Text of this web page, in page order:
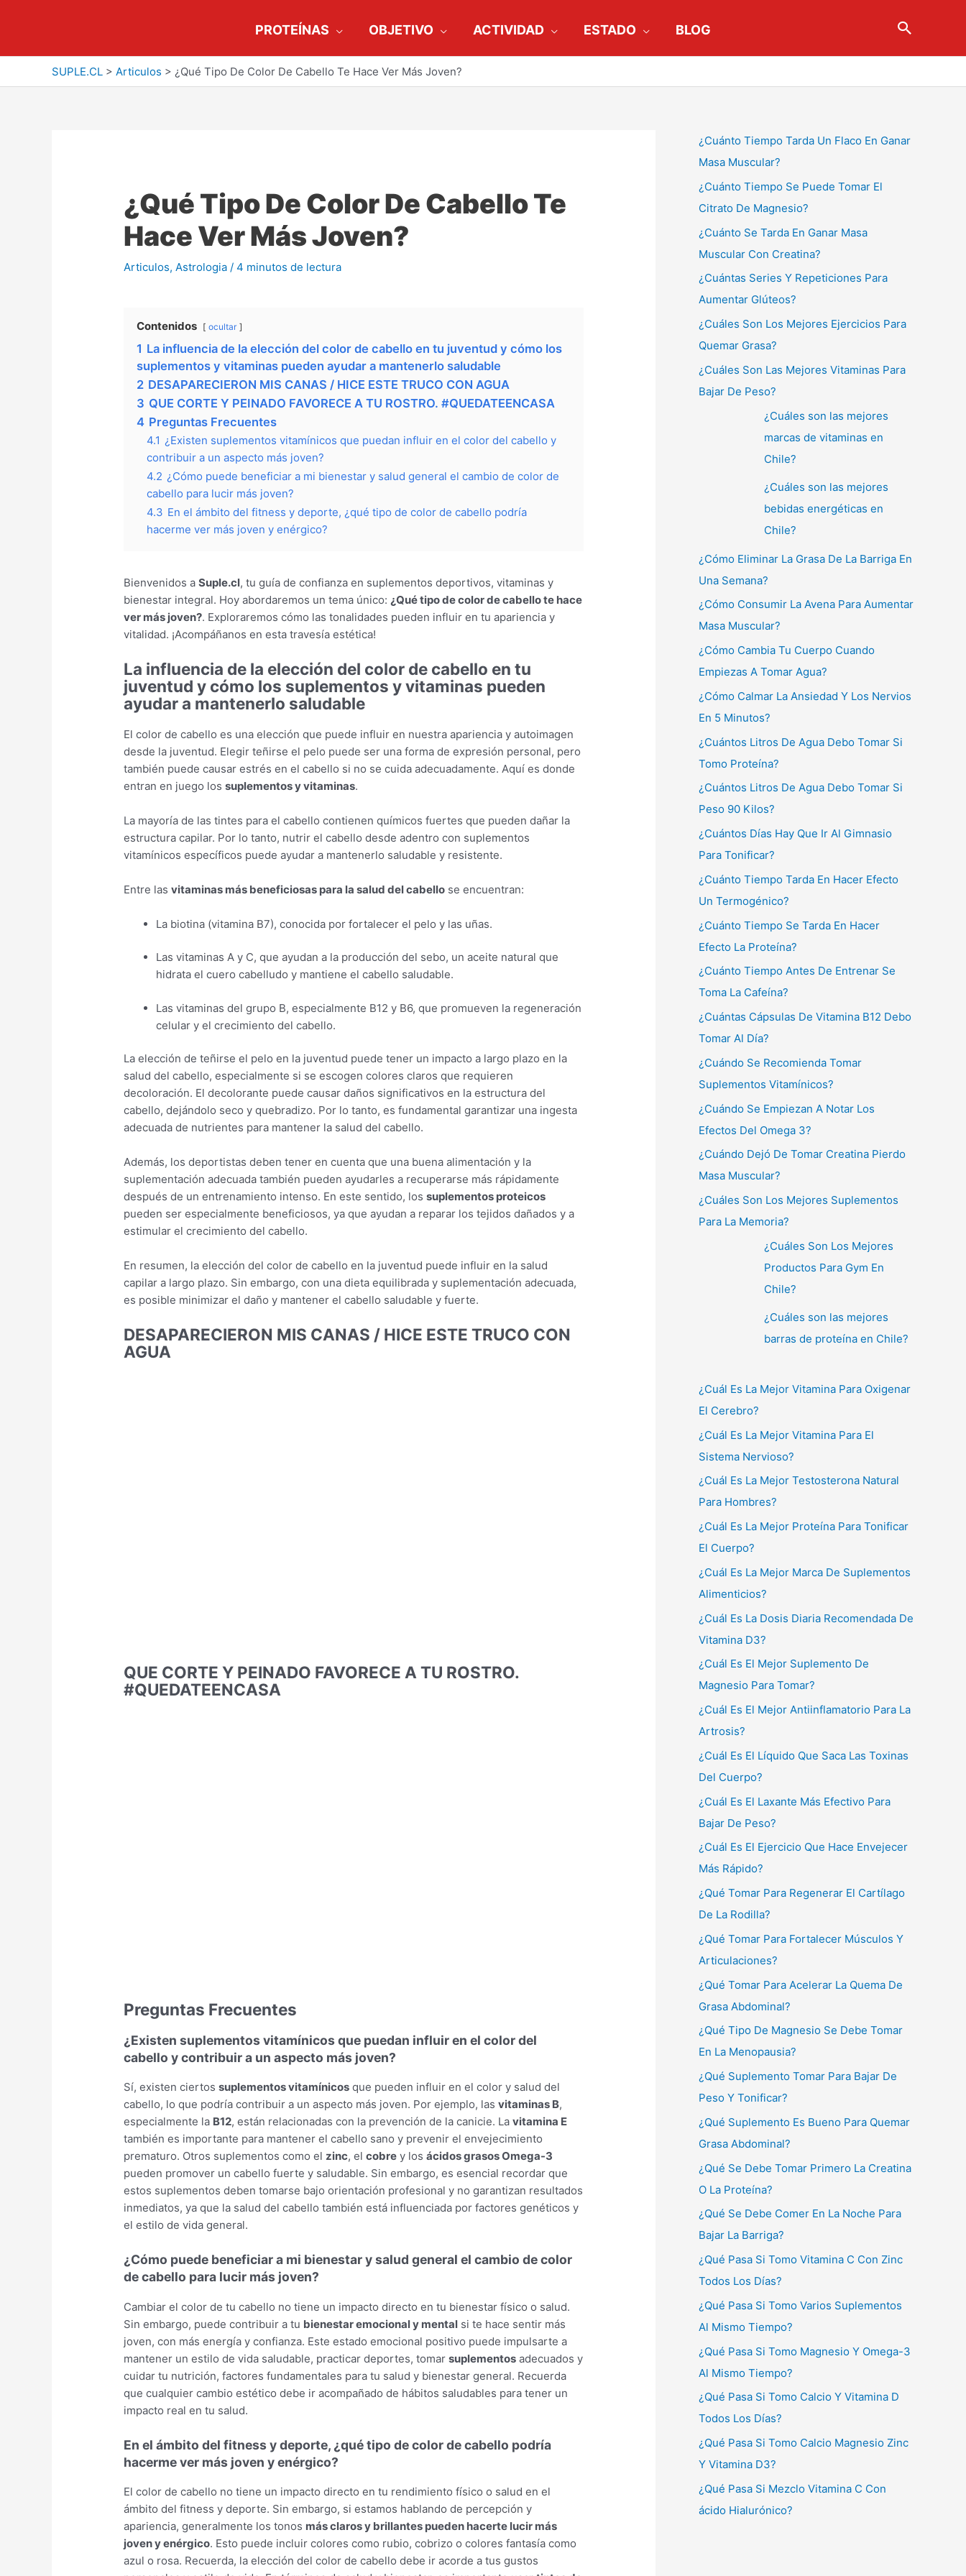
PROTEÍNAS OBJETIVO ACTIVIDAD ESTADO BLOG Buscar
SUPLE.CL > Articulos > ¿Qué Tipo De Color De Cabello Te Hace Ver Más Joven?
¿Qué Tipo De Color De Cabello Te
Hace Ver Más Joven?
Articulos,Astrologia /4 minutos de lectura
Contenidos ocultar
1 La influencia de la elección del color de cabello en tu juventud y cómo los
suplementos y vitaminas pueden ayudar a mantenerlo saludable
2 DESAPARECIERON MIS CANAS / HICE ESTE TRUCO CON AGUA
3 QUE CORTE Y PEINADO FAVORECE A TU ROSTRO. #QUEDATEENCASA
4 Preguntas Frecuentes
4.1 ¿Existen suplementos vitamínicos que puedan influir en el color del cabello y
contribuir a un aspecto más joven?
4.2 ¿Cómo puede beneficiar a mi bienestar y salud general el cambio de color de
cabello para lucir más joven?
4.3 En el ámbito del fitness y deporte, ¿qué tipo de color de cabello podría
hacerme ver más joven y enérgico?
Bienvenidos aSuple.cl, tu guía de confianza en suplementos deportivos, vitaminas y
bienestar integral. Hoy abordaremos un tema único:¿Qué tipo de color de cabello te hace
ver más joven?. Exploraremos cómo las tonalidades pueden influir en tu apariencia y
vitalidad. ¡Acompáñanos en esta travesía estética!
La influencia de la elección del color de cabello en tu
juventud y cómo los suplementos y vitaminas pueden
ayudar a mantenerlo saludable
El color de cabello es una elección que puede influir en nuestra apariencia y autoimagen
desde la juventud. Elegir teñirse el pelo puede ser una forma de expresión personal, pero
también puede causar estrés en el cabello si no se cuida adecuadamente. Aquí es donde
entran en juego lossuplementos y vitaminas.
La mayoría de las tintes para el cabello contienen químicos fuertes que pueden dañar la
estructura capilar. Por lo tanto, nutrir el cabello desde adentro con suplementos
vitamínicos específicos puede ayudar a mantenerlo saludable y resistente.
Entre lasvitaminas más beneficiosas para la salud del cabello se encuentran:
La biotina (vitamina B7), conocida por fortalecer el pelo y las uñas.
Las vitaminas A y C, que ayudan a la producción del sebo, un aceite natural que
hidrata el cuero cabelludo y mantiene el cabello saludable.
Las vitaminas del grupo B, especialmente B12 y B6, que promueven la regeneración
celular y el crecimiento del cabello.
La elección de teñirse el pelo en la juventud puede tener un impacto a largo plazo en la
salud del cabello, especialmente si se escogen colores claros que requieren
decoloración. El decolorante puede causar daños significativos en la estructura del
cabello, dejándolo seco y quebradizo. Por lo tanto, es fundamental garantizar una ingesta
adecuada de nutrientes para mantener la salud del cabello.
Además, los deportistas deben tener en cuenta que una buena alimentación y la
suplementación adecuada también pueden ayudarles a recuperarse más rápidamente
después de un entrenamiento intenso. En este sentido, lossuplementos proteicos
pueden ser especialmente beneficiosos, ya que ayudan a reparar los tejidos dañados y a
estimular el crecimiento del cabello.
En resumen, la elección del color de cabello en la juventud puede influir en la salud
capilar a largo plazo. Sin embargo, con una dieta equilibrada y suplementación adecuada,
es posible minimizar el daño y mantener el cabello saludable y fuerte.
DESAPARECIERON MIS CANAS / HICE ESTE TRUCO CON
AGUA
QUE CORTE Y PEINADO FAVORECE A TU ROSTRO.
#QUEDATEENCASA
Preguntas Frecuentes
¿Existen suplementos vitamínicos que puedan influir en el color del
cabello y contribuir a un aspecto más joven?
Sí, existen ciertossuplementos vitamínicos que pueden influir en el color y salud del
cabello, lo que podría contribuir a un aspecto más joven. Por ejemplo, lasvitaminas B,
especialmente la B12, están relacionadas con la prevención de la canicie. Lavitamina E
también es importante para mantener el cabello sano y prevenir el envejecimiento
prematuro. Otros suplementos como elzinc, elcobre y losácidos grasos Omega-3
pueden promover un cabello fuerte y saludable. Sin embargo, es esencial recordar que
estos suplementos deben tomarse bajo orientación profesional y no garantizan resultados
inmediatos, ya que la salud del cabello también está influenciada por factores genéticos y
el estilo de vida general.
¿Cómo puede beneficiar a mi bienestar y salud general el cambio de color
de cabello para lucir más joven?
Cambiar el color de tu cabello no tiene un impacto directo en tu bienestar físico o salud.
Sin embargo, puede contribuir a tu bienestar emocional y mental si te hace sentir más
joven, con más energía y confianza. Este estado emocional positivo puede impulsarte a
mantener un estilo de vida saludable, practicar deportes, tomarsuplementos adecuados y
cuidar tu nutrición, factores fundamentales para tu salud y bienestar general. Recuerda
que cualquier cambio estético debe ir acompañado de hábitos saludables para tener un
impacto real en tu salud.
En el ámbito del fitness y deporte, ¿qué tipo de color de cabello podría
hacerme ver más joven y enérgico?
El color de cabello no tiene un impacto directo en tu rendimiento físico o salud en el
ámbito del fitness y deporte. Sin embargo, si estamos hablando de percepción y
apariencia, generalmente los tonos más claros y brillantes pueden hacerte lucir más
joven y enérgico. Esto puede incluir colores como rubio, cobrizo o colores fantasía como
azul o rosa. Recuerda, la elección del color de cabello debe ir acorde a tus gustos
¿Cuánto Tiempo Tarda Un Flaco En Ganar
Masa Muscular?
¿Cuánto Tiempo Se Puede Tomar El
Citrato De Magnesio?
¿Cuánto Se Tarda En Ganar Masa
Muscular Con Creatina?
¿Cuántas Series Y Repeticiones Para
Aumentar Glúteos?
¿Cuáles Son Los Mejores Ejercicios Para
Quemar Grasa?
¿Cuáles Son Las Mejores Vitaminas Para
Bajar De Peso?
¿Cuáles son las mejores
marcas de vitaminas en
Chile?
¿Cuáles son las mejores
bebidas energéticas en
Chile?
¿Cómo Eliminar La Grasa De La Barriga En
Una Semana?
¿Cómo Consumir La Avena Para Aumentar
Masa Muscular?
¿Cómo Cambia Tu Cuerpo Cuando
Empiezas A Tomar Agua?
¿Cómo Calmar La Ansiedad Y Los Nervios
En 5 Minutos?
¿Cuántos Litros De Agua Debo Tomar Si
Tomo Proteína?
¿Cuántos Litros De Agua Debo Tomar Si
Peso 90 Kilos?
¿Cuántos Días Hay Que Ir Al Gimnasio
Para Tonificar?
¿Cuánto Tiempo Tarda En Hacer Efecto
Un Termogénico?
¿Cuánto Tiempo Se Tarda En Hacer
Efecto La Proteína?
¿Cuánto Tiempo Antes De Entrenar Se
Toma La Cafeína?
¿Cuántas Cápsulas De Vitamina B12 Debo
Tomar Al Día?
¿Cuándo Se Recomienda Tomar
Suplementos Vitamínicos?
¿Cuándo Se Empiezan A Notar Los
Efectos Del Omega 3?
¿Cuándo Dejó De Tomar Creatina Pierdo
Masa Muscular?
¿Cuáles Son Los Mejores Suplementos
Para La Memoria?
¿Cuáles Son Los Mejores
Productos Para Gym En
Chile?
¿Cuáles son las mejores
barras de proteína en Chile?
¿Cuál Es La Mejor Vitamina Para Oxigenar
El Cerebro?
¿Cuál Es La Mejor Vitamina Para El
Sistema Nervioso?
¿Cuál Es La Mejor Testosterona Natural
Para Hombres?
¿Cuál Es La Mejor Proteína Para Tonificar
El Cuerpo?
¿Cuál Es La Mejor Marca De Suplementos
Alimenticios?
¿Cuál Es La Dosis Diaria Recomendada De
Vitamina D3?
¿Cuál Es El Mejor Suplemento De
Magnesio Para Tomar?
¿Cuál Es El Mejor Antiinflamatorio Para La
Artrosis?
¿Cuál Es El Líquido Que Saca Las Toxinas
Del Cuerpo?
¿Cuál Es El Laxante Más Efectivo Para
Bajar De Peso?
¿Cuál Es El Ejercicio Que Hace Envejecer
Más Rápido?
¿Qué Tomar Para Regenerar El Cartílago
De La Rodilla?
¿Qué Tomar Para Fortalecer Músculos Y
Articulaciones?
¿Qué Tomar Para Acelerar La Quema De
Grasa Abdominal?
¿Qué Tipo De Magnesio Se Debe Tomar
En La Menopausia?
¿Qué Suplemento Tomar Para Bajar De
Peso Y Tonificar?
¿Qué Suplemento Es Bueno Para Quemar
Grasa Abdominal?
¿Qué Se Debe Tomar Primero La Creatina
O La Proteína?
¿Qué Se Debe Comer En La Noche Para
Bajar La Barriga?
¿Qué Pasa Si Tomo Vitamina C Con Zinc
Todos Los Días?
¿Qué Pasa Si Tomo Varios Suplementos
Al Mismo Tiempo?
¿Qué Pasa Si Tomo Magnesio Y Omega-3
Al Mismo Tiempo?
¿Qué Pasa Si Tomo Calcio Y Vitamina D
Todos Los Días?
¿Qué Pasa Si Tomo Calcio Magnesio Zinc
Y Vitamina D3?
¿Qué Pasa Si Mezclo Vitamina C Con
ácido Hialurónico?